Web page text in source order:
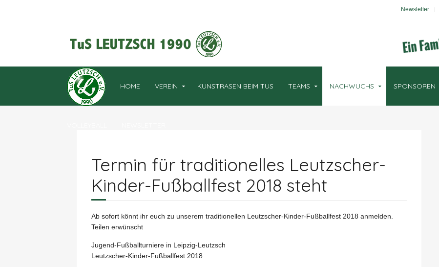
Newsletter
HOME VEREIN KUNSTRASEN BEIM TUS TEAMS NACHWUCHS SPONSOREN
Termin für traditionelles Leutzscher-
Kinder-Fußballfest 2018 steht
Ab sofort könnt ihr euch zu unserem traditionellen Leutzscher-Kinder-Fußballfest 2018 anmelden.
Teilen erwünscht
Jugend-Fußballturniere in Leipzig-Leutzsch
Leutzscher-Kinder-Fußballfest 2018